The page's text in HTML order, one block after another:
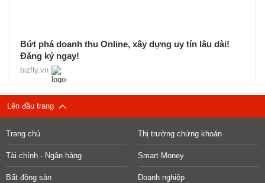
Bứt phá doanh thu Online, xây dựng uy tín lâu dài!
Đăng ký ngay!
bizfly.vn
Lên đầu trang
Trang chủ Thị trường chứng khoán
Tài chính - Ngân hàng Smart Money
Bất động sản Doanh nghiệp